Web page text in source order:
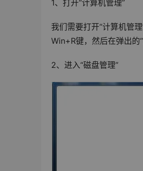
1、打开“计算机管理”
我们需要打开“计算机管
Win+R键，然后在弹出
2、进入“磁盘管理”